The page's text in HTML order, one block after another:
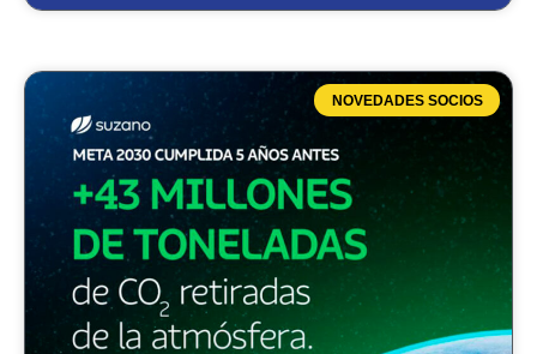
NOVEDADES SOCIOS